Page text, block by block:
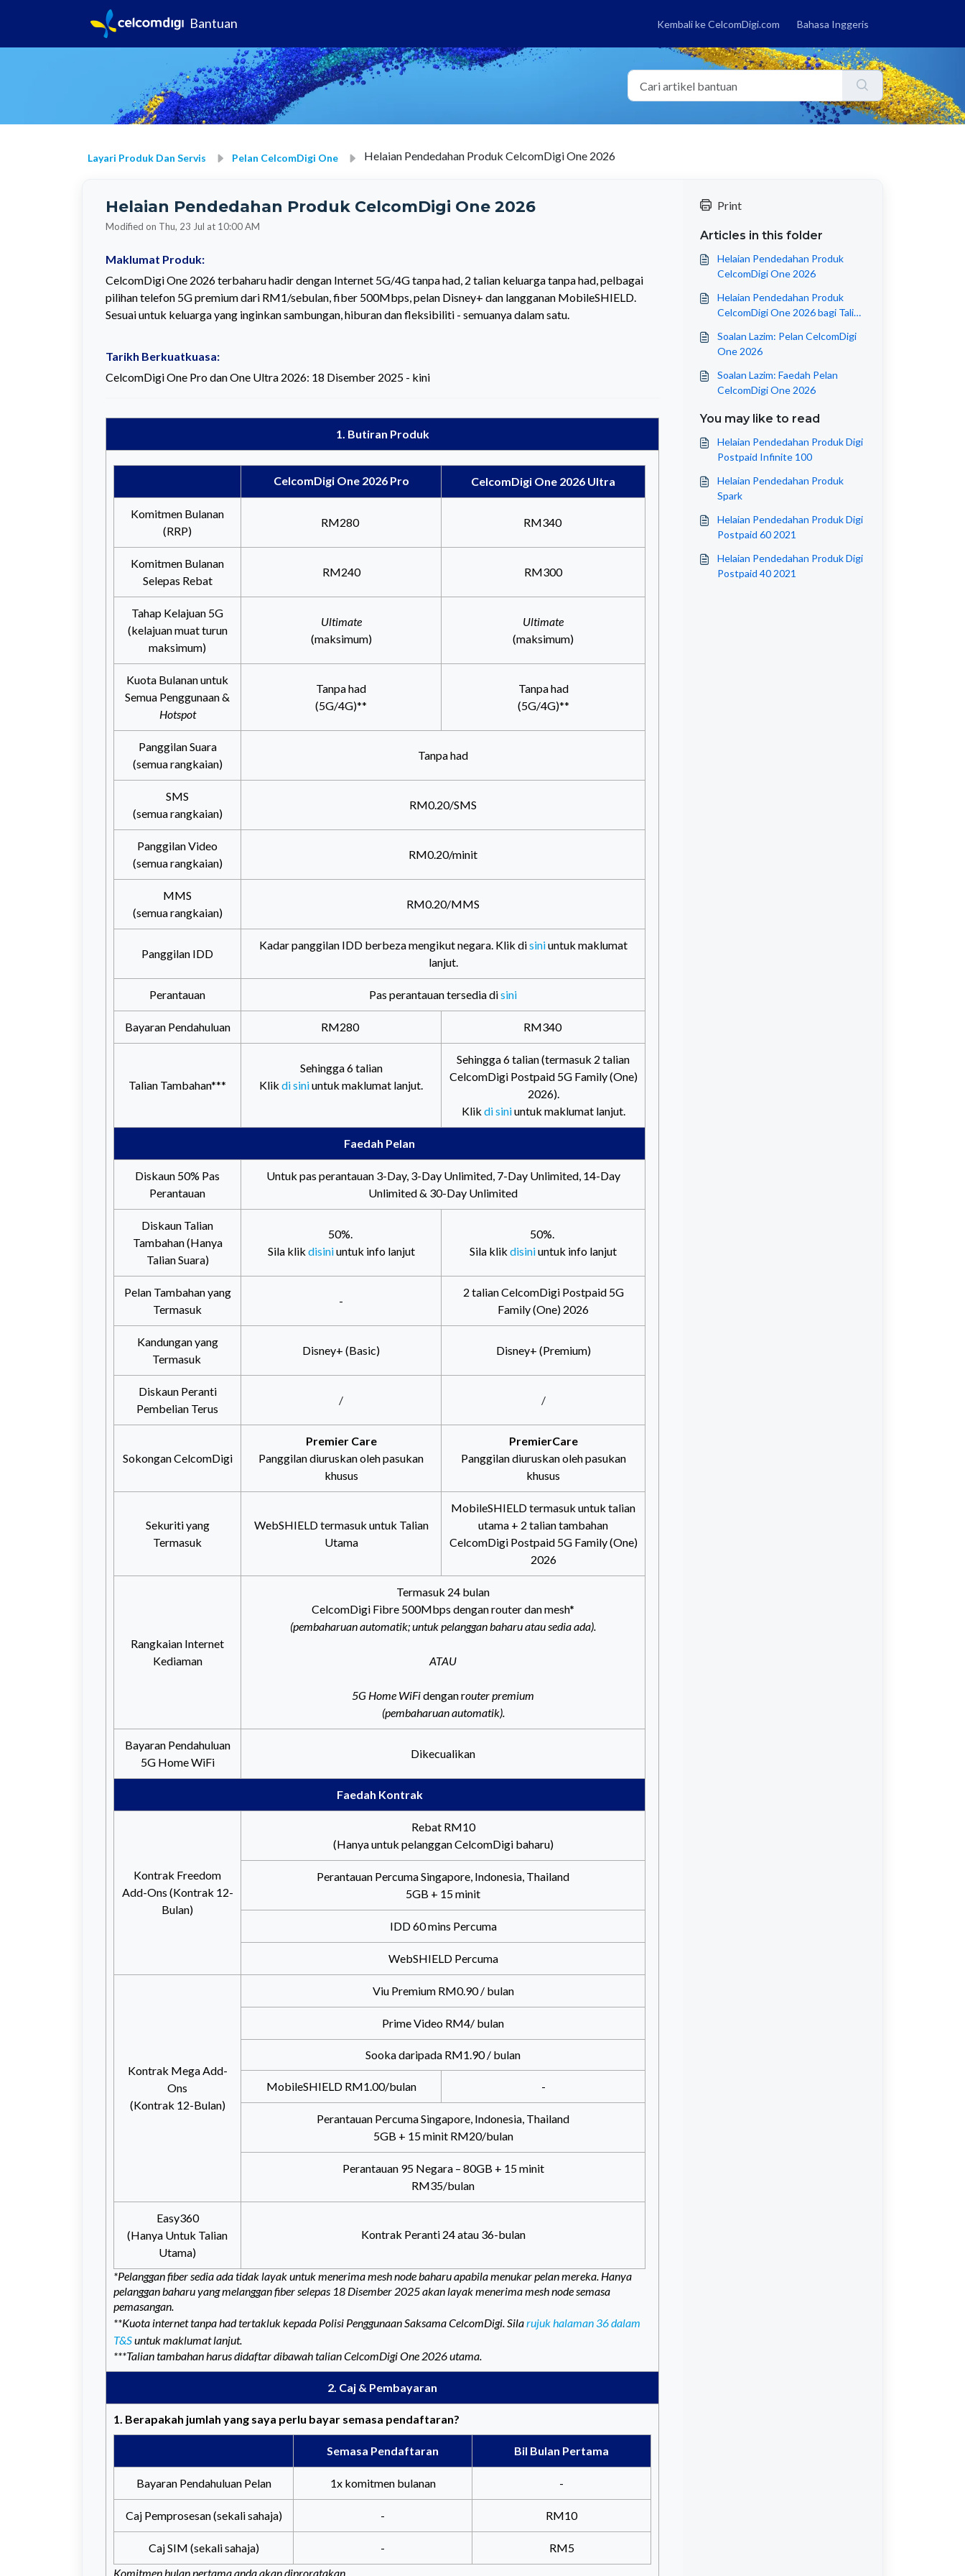
Bantuan Kembali ke CelcomDigi.com Bahasa Inggeris
Layari Produk Dan Servis Pelan CelcomDigi One Helaian Pendedahan Produk CelcomDigi One 2026
Helaian Pendedahan Produk CelcomDigi One 2026
Modified on Thu, 23 Jul at 10:00 AM
Maklumat Produk:
CelcomDigi One 2026 terbaharu hadir dengan Internet 5G/4G tanpa had, 2 talian keluarga tanpa had, pelbagai
pilihan telefon 5G premium dari RM1/sebulan, fiber 500Mbps, pelan Disney+ dan langganan MobileSHIELD.
Sesuai untuk keluarga yang inginkan sambungan, hiburan dan fleksibiliti - semuanya dalam satu.
Tarikh Berkuatkuasa:
CelcomDigi One Pro dan One Ultra 2026: 18 Disember 2025 - kini
1. Butiran Produk
CelcomDigi One 2026 Pro CelcomDigi One 2026 Ultra
Komitmen Bulanan
(RRP)
RM280 RM340
Komitmen Bulanan
Selepas Rebat
RM240 RM300
Tahap Kelajuan 5G
(kelajuan muat turun
maksimum)
Ultimate
(maksimum)
Ultimate
(maksimum)
Kuota Bulanan untuk
Semua Penggunaan &
Hotspot
Tanpa had
(5G/4G)**
Tanpa had
(5G/4G)**
Panggilan Suara
(semua rangkaian)
Tanpa had
SMS
(semua rangkaian)
RM0.20/SMS
Panggilan Video
(semua rangkaian)
RM0.20/minit
MMS
(semua rangkaian)
RM0.20/MMS
Panggilan IDD
Kadar panggilan IDD berbeza mengikut negara. Klik disiniuntuk maklumat
lanjut.
Perantauan Pas perantauan tersedia disini
Bayaran Pendahuluan RM280 RM340
Talian Tambahan***
Sehingga 6 talian
Klik di siniuntuk maklumat lanjut.
Sehingga 6 talian (termasuk 2 talian
CelcomDigi Postpaid 5G Family (One)
2026).
Klik di siniuntuk maklumat lanjut.
Faedah Pelan
Diskaun 50% Pas
Perantauan
Untuk pas perantauan 3-Day, 3-Day Unlimited, 7-Day Unlimited, 14-Day
Unlimited & 30-Day Unlimited
Diskaun Talian
Tambahan (Hanya
Talian Suara)
50%.
Sila klik disiniuntuk info lanjut
50%.
Sila klik disiniuntuk info lanjut
Pelan Tambahan yang
Termasuk
-
2 talian CelcomDigi Postpaid 5G
Family (One) 2026
Kandungan yang
Termasuk
Disney+ (Basic) Disney+ (Premium)
Diskaun Peranti
Pembelian Terus
/ /
Sokongan CelcomDigi
Premier Care
Panggilan diuruskan oleh pasukan
khusus
PremierCare
Panggilan diuruskan oleh pasukan
khusus
Sekuriti yang
Termasuk
WebSHIELD termasuk untuk Talian
Utama
MobileSHIELD termasuk untuk talian
utama + 2 talian tambahan
CelcomDigi Postpaid 5G Family (One)
2026
Rangkaian Internet
Kediaman
Termasuk 24 bulan
CelcomDigi Fibre 500Mbps dengan router dan mesh*
(pembaharuan automatik; untuk pelanggan baharu atau sedia ada).
ATAU
5G Home WiFidengan router premium
(pembaharuan automatik).
Bayaran Pendahuluan
5G Home WiFi
Dikecualikan
Faedah Kontrak
Kontrak Freedom
Add-Ons (Kontrak 12-
Bulan)
Rebat RM10
(Hanya untuk pelanggan CelcomDigi baharu)
Perantauan Percuma Singapore, Indonesia, Thailand
5GB + 15 minit
IDD 60 mins Percuma
WebSHIELD Percuma
Kontrak Mega Add-
Ons
(Kontrak 12-Bulan)
Viu Premium RM0.90 / bulan
Prime Video RM4/ bulan
Sooka daripada RM1.90 / bulan
MobileSHIELD RM1.00/bulan -
Perantauan Percuma Singapore, Indonesia, Thailand
5GB + 15 minit RM20/bulan
Perantauan 95 Negara – 80GB + 15 minit
RM35/bulan
Easy360
(Hanya Untuk Talian
Utama)
Kontrak Peranti 24 atau 36-bulan
*Pelanggan fiber sedia ada tidak layak untuk menerima mesh node baharu apabila menukar pelan mereka. Hanya
pelanggan baharu yang melanggan fiber selepas 18 Disember 2025 akan layak menerima mesh node semasa
pemasangan.
**Kuota internet tanpa had tertakluk kepada Polisi Penggunaan Saksama CelcomDigi. Silarujuk halaman 36 dalam
T&Suntuk maklumat lanjut.
***Talian tambahan harus didaftar dibawah talian CelcomDigi One 2026 utama.
2. Caj & Pembayaran
1. Berapakah jumlah yang saya perlu bayar semasa pendaftaran?
Semasa Pendaftaran Bil Bulan Pertama
Bayaran Pendahuluan Pelan 1x komitmen bulanan -
Caj Pemprosesan (sekali sahaja) - RM10
Caj SIM (sekali sahaja) -
RM5
Komitmen bulan pertama anda akan diproratakan.
Print
Articles in this folder
Helaian Pendedahan Produk
CelcomDigi One 2026
Helaian Pendedahan Produk
CelcomDigi One 2026 bagi Talian
Soalan Lazim: Pelan CelcomDigi
One 2026
Soalan Lazim: Faedah Pelan
CelcomDigi One 2026
You may like to read
Helaian Pendedahan Produk Digi
Postpaid Infinite 100
Helaian Pendedahan Produk
Spark
Helaian Pendedahan Produk Digi
Postpaid 60 2021
Helaian Pendedahan Produk Digi
Postpaid 40 2021